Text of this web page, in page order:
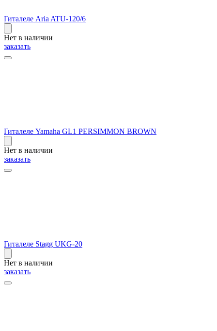
Гиталеле Aria ATU-120/6
Нет в наличии
заказать
Гиталеле Yamaha GL1 PERSIMMON BROWN
Нет в наличии
заказать
Гиталеле Stagg UKG-20
Нет в наличии
заказать